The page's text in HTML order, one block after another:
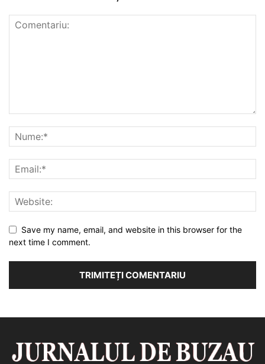
Save my name, email, and website in this browser for the
next time I comment.